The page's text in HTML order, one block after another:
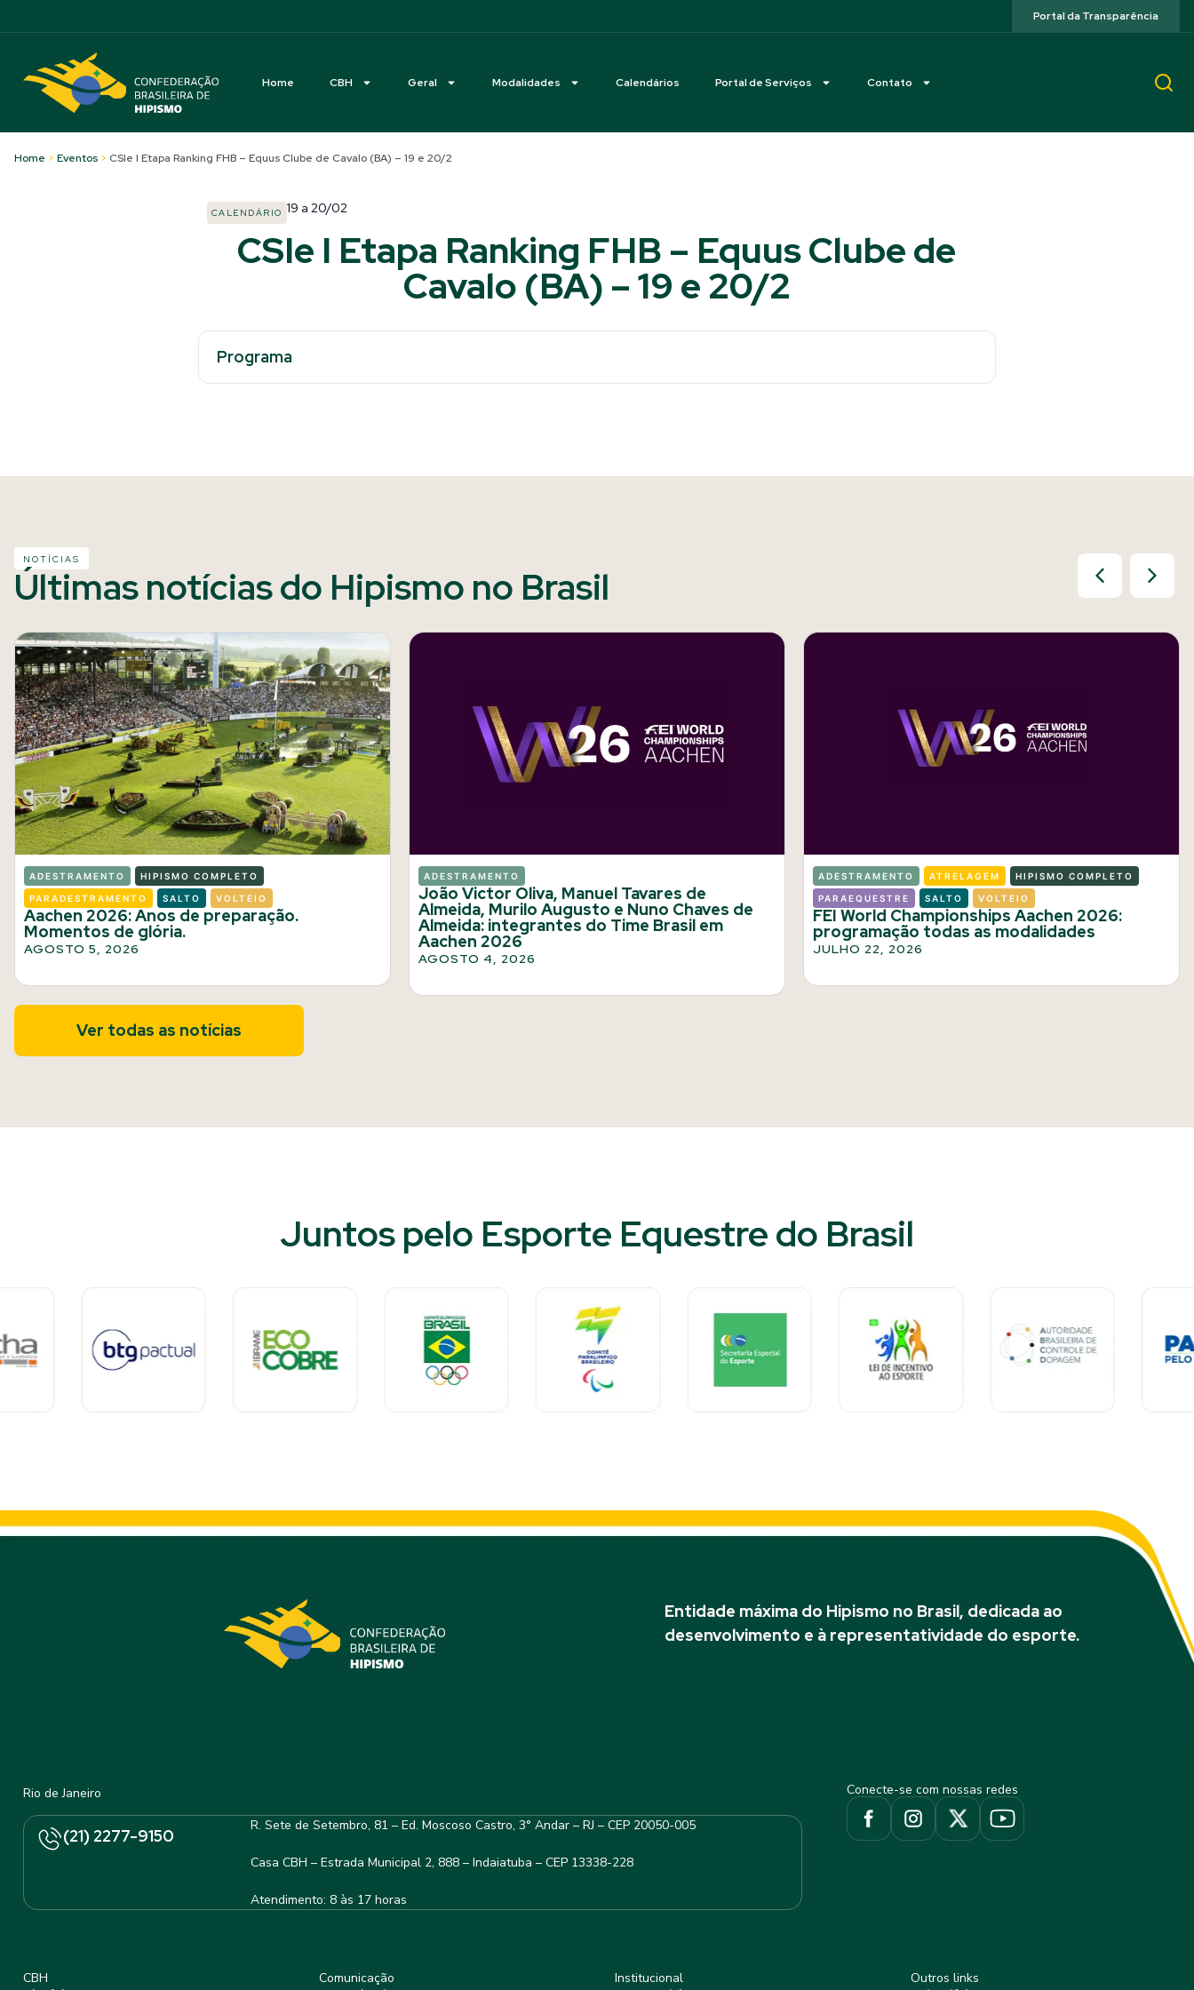
Portal da Transparência
Home CBH Geral Modalidades Calendários Portal de Serviços Contato
Home > Eventos > CSIe I Etapa Ranking FHB – Equus Clube de Cavalo (BA) – 19 e 20/2
CALENDÁRIO 19 a 20/02
CSIe I Etapa Ranking FHB – Equus Clube de
Cavalo (BA) – 19 e 20/2
Programa
NOTÍCIAS
Últimas notícias do Hipismo no Brasil
ADESTRAMENTO HIPISMO COMPLETO
PARADESTRAMENTO SALTO VOLTEIO
Aachen 2026: Anos de preparação.
Momentos de glória.
AGOSTO 5, 2026
ADESTRAMENTO
João Victor Oliva, Manuel Tavares de
Almeida, Murilo Augusto e Nuno Chaves de
Almeida: integrantes do Time Brasil em
Aachen 2026
AGOSTO 4, 2026
ADESTRAMENTO ATRELAGEM HIPISMO COMPLETO
PARAEQUESTRE SALTO VOLTEIO
FEI World Championships Aachen 2026:
programação todas as modalidades
JULHO 22, 2026
Ver todas as notícias
Juntos pelo Esporte Equestre do Brasil​
Entidade máxima do Hipismo no Brasil, dedicada ao
desenvolvimento e à representatividade do esporte.
Rio de Janeiro
(21) 2277-9150
R. Sete de Setembro, 81 – Ed. Moscoso Castro, 3° Andar – RJ – CEP 20050-005
Casa CBH – Estrada Municipal 2, 888 – Indaiatuba – CEP 13338-228
Atendimento: 8 às 17 horas
Conecte-se com nossas redes
CBH Comunicação Institucional Outros links